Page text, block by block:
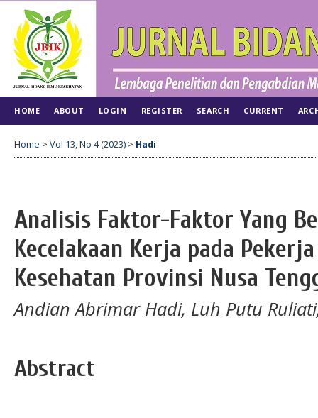
HOME ABOUT LOGIN REGISTER SEARCH CURRENT
Home > Vol 13, No 4 (2023) > Hadi
Analisis Faktor-Faktor Yang
Kecelakaan Kerja pada
Kesehatan Provinsi Nusa
Andian Abrimar Hadi, Luh Putu
Abstract